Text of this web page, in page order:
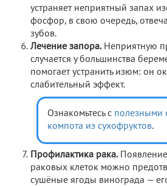
устраняет неприятный запах
фосфор, в свою очередь,
зубов.
Лечение запора.Неприятную
случается у большинства
помогает устранить изюм: он
слабительный эффект.
Ознакомьтесь с полезными
компота из сухофруктов.
Профилактика рака.Появление
раковых клеток можно
сушёные ягоды винограда —